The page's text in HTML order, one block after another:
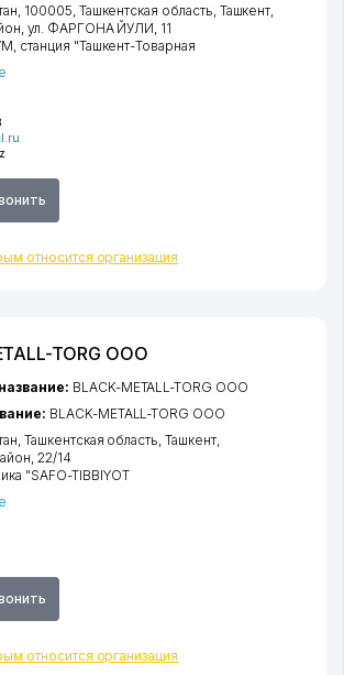
относится организация
100005, Ташкентская область Ташкент
,ул. ФАРГОНА ЙУЛИ , 11
станция "Ташкент-Товарная
TORG ООО
относится организация
BLACK-METALL-TORG ООО
BLACK-METALL-TORG ООО
Ташкентская область ,Ташкент,
, 22/14
"SAFO-TIBBIYOT